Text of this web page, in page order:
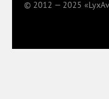
© 2012 — 2025